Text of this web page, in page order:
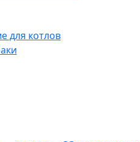
для котлов